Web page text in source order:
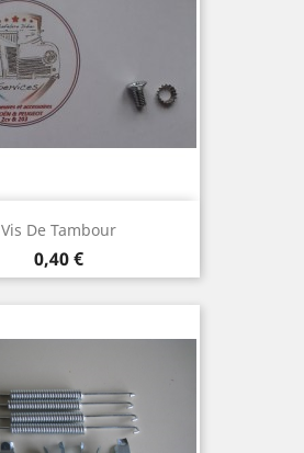
Vis De Tambour
Prix
0,40 €